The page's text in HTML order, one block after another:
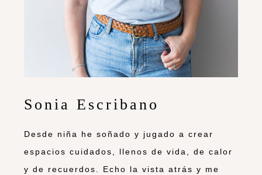
Sonia Escribano
Desde niña he soñado y jugado a crear
espacios cuidados, llenos de vida, de calor
y de recuerdos. Echo la vista atrás y me